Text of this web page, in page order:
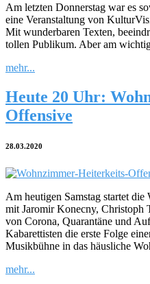
Am letzten Donnerstag war es
eine Veranstaltung von
Mit wunderbaren Texten,
tollen Publikum. Aber am
mehr...
Heute 20 Uhr:
Offensive
28.03.2020
Am heutigen Samstag startet
mit Jaromir Konecny, Christoph
von Corona, Quarantäne und
Kabarettisten die erste Folge
Musikbühne in das häusliche
mehr...